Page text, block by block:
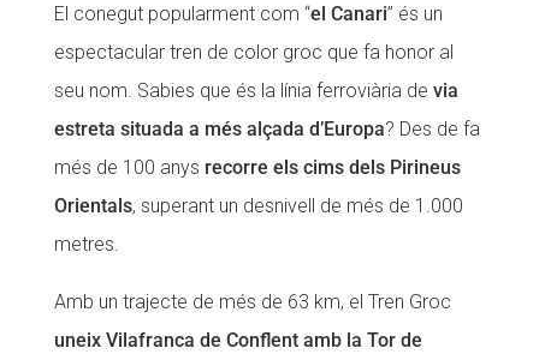
El conegut popularment com “el Canari” és un
espectacular tren de color groc que fa honor al
seu nom. Sabies que és la línia ferroviària de via
estreta situada a més alçada d’Europa? Des de fa
més de 100 anys recorre els cims dels Pirineus
Orientals, superant un desnivell de més de 1.000
metres.
Amb un trajecte de més de 63 km, el Tren Groc
uneix Vilafranca de Conflent amb la Tor de